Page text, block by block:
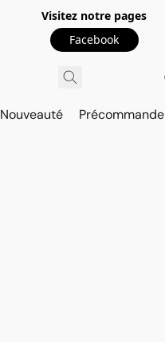
Visitez notre pages
Facebook
Nouveauté Précommande